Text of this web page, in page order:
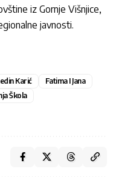
iz Gornje Višnjice,
javnosti.
Karić
Fatima I Jana
Škola